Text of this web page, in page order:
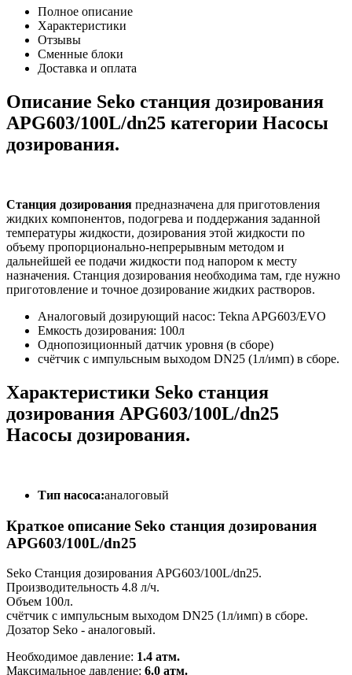
Полное описание
Характеристики
Отзывы
Сменные блоки
Доставка и оплата
Описание Seko cтанция дозирования
APG603/100L/dn25 категории Насосы
дозирования.
Станция дозирования предназначена для приготовления
жидких компонентов, подогрева и поддержания заданной
температуры жидкости, дозирования этой жидкости по
объему пропорционально-непрерывным методом и
дальнейшей ее подачи жидкости под напором к месту
назначения. Станция дозирования необходима там, где нужно
приготовление и точное дозирование жидких растворов.
Аналоговый дозирующий насос: Tekna APG603/EVO
Емкость дозирования: 100л
Однопозиционный датчик уровня (в сборе)
счётчик с импульсным выходом DN25 (1л/имп) в сборе.
Характеристики Seko cтанция
дозирования APG603/100L/dn25
Насосы дозирования.
Тип насоса:аналоговый
Краткое описание Seko cтанция дозирования
APG603/100L/dn25
Seko Станция дозирования APG603/100L/dn25.
Производительность 4.8 л/ч.
Объем 100л.
счётчик с импульсным выходом DN25 (1л/имп) в сборе.
Дозатор Seko - аналоговый.
Необходимое давление: 1.4 атм.
Максимальное давление: 6.0 атм.